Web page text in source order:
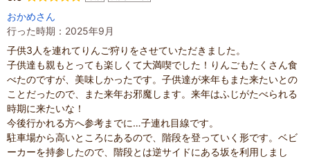
おかめさん
行った時期：2025年9月
子供3人を連れてりんご狩りをさせていただきました。
子供達も親もとっても楽しくて大満喫でした！りんごもたくさん食
べたのですが、美味しかったです。子供達が来年もまた来たいとの
ことだったので、また来年お邪魔します。来年はふじがたべられる
時期に来たいな！
今後行かれる方へ参考までに…子連れ目線です。
駐車場から高いところにあるので、階段を登っていく形です。ベビ
ーカーを持参したので、階段とは逆サイドにある坂を利用しまし